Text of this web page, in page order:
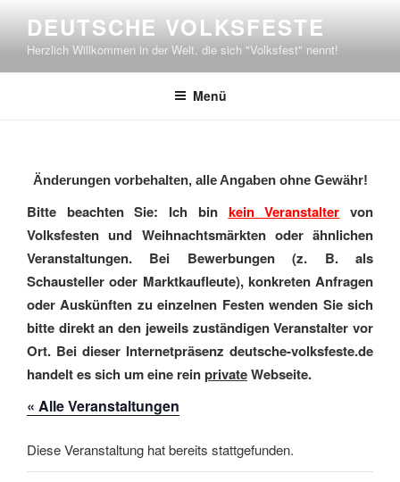
springen
DEUTSCHE VOLKSFESTE
Herzlich Willkommen in der Welt, die sich "Volksfest" nennt!
Menü
Änderungen vorbehalten, alle Angaben ohne Gewähr!
Bitte beachten Sie: Ich bin kein Veranstalter von
Volksfesten und Weihnachtsmärkten oder ähnlichen
Veranstaltungen. Bei Bewerbungen (z. B. als
Schausteller oder Marktkaufleute), konkreten Anfragen
oder Auskünften zu einzelnen Festen wenden Sie sich
bitte direkt an den jeweils zuständigen Veranstalter vor
Ort. Bei dieser Internetpräsenz deutsche-volksfeste.de
handelt es sich um eine reinprivateWebseite.
« Alle Veranstaltungen
Diese Veranstaltung hat bereits stattgefunden.